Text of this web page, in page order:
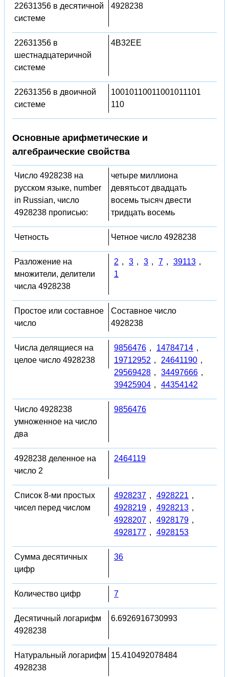
22631356 в десятичной
системе
4928238
22631356 в
шестнадцатеричной
системе
4B32EE
22631356 в двоичной
системе
10010110011001011101
110
Основные арифметические и
алгебраические свойства
Число 4928238 на
русском языке, number
in Russian, число
4928238 прописью:
четыре миллиона
девятьсот двадцать
восемь тысяч двести
тридцать восемь
Четность Четное число 4928238
Разложение на
множители, делители
числа 4928238
2 , 3 , 3 , 7 , 39113 ,
1
Простое или составное
число
Составное число
4928238
Числа делящиеся на
целое число 4928238
9856476 , 14784714 ,
19712952 , 24641190 ,
29569428 , 34497666 ,
39425904 , 44354142
Число 4928238
умноженное на число
два
9856476
4928238 деленное на
число 2
2464119
Список 8-ми простых
чисел перед числом
4928237 , 4928221 ,
4928219 , 4928213 ,
4928207 , 4928179 ,
4928177 , 4928153
Сумма десятичных
цифр
36
Количество цифр 7
Десятичный логарифм
4928238
6.6926916730993
Натуральный логарифм
4928238
15.410492078484